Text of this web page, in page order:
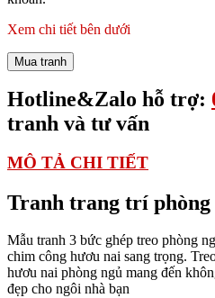
Xem chi tiết bên dưới
Mua tranh
Hotline&Zalo hỗ trợ:
tranh và tư vấn
MÔ TẢ CHI TIẾT
Tranh trang trí phòng
Mẫu tranh 3 bức ghép treo phòng
chim công hươu nai sang trọng.
hươu nai phòng ngủ mang đến
đẹp cho ngôi nhà bạn